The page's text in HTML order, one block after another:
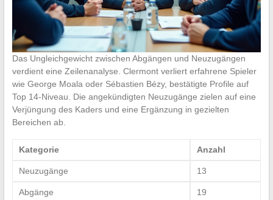
Das Ungleichgewicht zwischen Abgängen und Neuzugängen
verdient eine Zeilenanalyse. Clermont verliert erfahrene Spieler
wie George Moala oder Sébastien Bézy, bestätigte Profile auf
Top 14-Niveau. Die angekündigten Neuzugänge zielen auf eine
Verjüngung des Kaders und eine Ergänzung in gezielten
Bereichen ab.
Kategorie Anzahl
Neuzugänge 13
Abgänge 19